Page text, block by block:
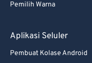
Pemilih Warna
Aplikasi Seluler
Pembuat Kolase Android